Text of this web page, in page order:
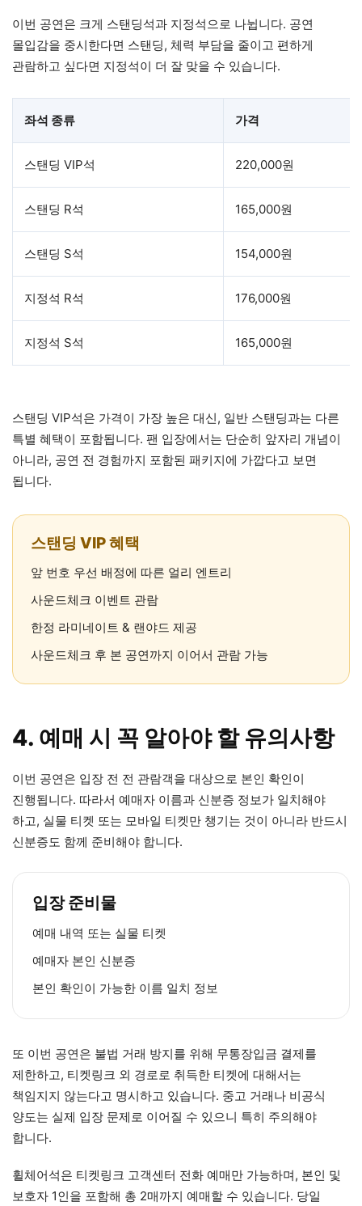
이번 공연은 크게 스탠딩석과 지정석으로 나뉩니다. 공연
몰입감을 중시한다면 스탠딩, 체력 부담을 줄이고 편하게
관람하고 싶다면 지정석이 더 잘 맞을 수 있습니다.
좌석 종류 가격
스탠딩 VIP석 220,000원
스탠딩 R석 165,000원
스탠딩 S석 154,000원
지정석 R석 176,000원
지정석 S석 165,000원
스탠딩 VIP석은 가격이 가장 높은 대신, 일반 스탠딩과는 다른
특별 혜택이 포함됩니다. 팬 입장에서는 단순히 앞자리 개념이
아니라, 공연 전 경험까지 포함된 패키지에 가깝다고 보면
됩니다.
스탠딩 VIP 혜택
앞 번호 우선 배정에 따른 얼리 엔트리
사운드체크 이벤트 관람
한정 라미네이트 & 랜야드 제공
사운드체크 후 본 공연까지 이어서 관람 가능
4. 예매 시 꼭 알아야 할 유의사항
이번 공연은 입장 전 전 관람객을 대상으로 본인 확인이
진행됩니다. 따라서 예매자 이름과 신분증 정보가 일치해야
하고, 실물 티켓 또는 모바일 티켓만 챙기는 것이 아니라 반드시
신분증도 함께 준비해야 합니다.
입장 준비물
예매 내역 또는 실물 티켓
예매자 본인 신분증
본인 확인이 가능한 이름 일치 정보
또 이번 공연은 불법 거래 방지를 위해 무통장입금 결제를
제한하고, 티켓링크 외 경로로 취득한 티켓에 대해서는
책임지지 않는다고 명시하고 있습니다. 중고 거래나 비공식
양도는 실제 입장 문제로 이어질 수 있으니 특히 주의해야
합니다.
휠체어석은 티켓링크 고객센터 전화 예매만 가능하며, 본인 및
보호자 1인을 포함해 총 2매까지 예매할 수 있습니다. 당일